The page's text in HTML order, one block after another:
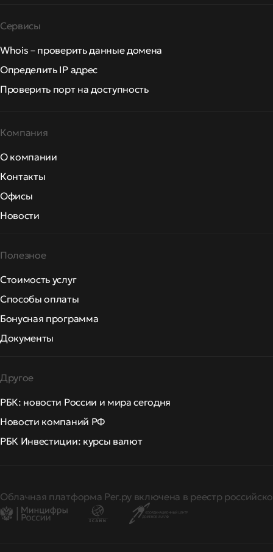
Сервисы
Whois – проверить данные домена
Определить IP адрес
Проверить порт на доступность
Компания
О компании
Контакты
Офисы
Новости
Полезное
Стоимость услуг
Способы оплаты
Бонусная программа
Документы
Другое
РБК: новости России и мира сегодня
Новости компаний РФ
РБК Инвестиции: курсы валют
Облачная платформа Рег.ру включена в реестр